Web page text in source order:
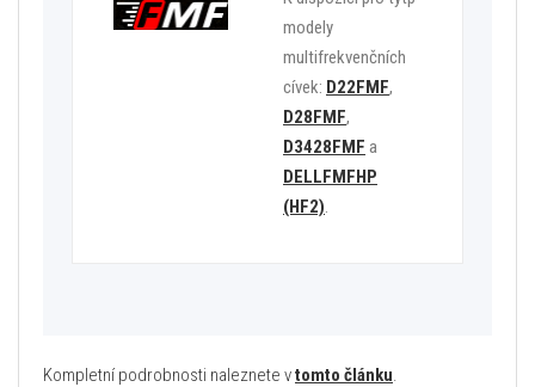
modely
multifrekvenčních
cívek: D22FMF,
D28FMF,
D3428FMF a
DELLFMFHP
(HF2).
Kompletní podrobnosti naleznete vtomto článku.